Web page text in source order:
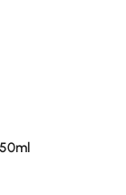
5 Sternen